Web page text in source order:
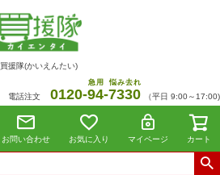
買援隊(かいえんたい)
電話注文 0120-94
急用
-7330
悩み去れ
（平日 9:00～17:00)
お問い合わせ お気に入り マイページ カート